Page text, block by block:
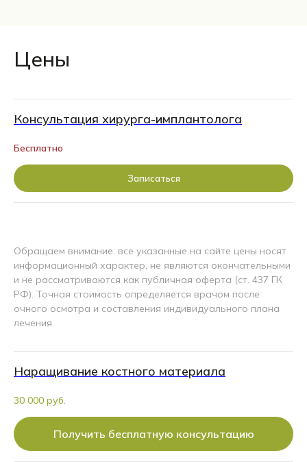
Цены
Консультация хирурга-имплантолога
Бесплатно
Записаться
Обращаем внимание: все указанные на сайте цены носят
информационный характер, не являются окончательными
и не рассматриваются как публичная оферта (ст. 437 ГК
РФ). Точная стоимость определяется врачом после
очного осмотра и составления индивидуального плана
лечения.
Наращивание костного материала
30 000 руб.
Получить бесплатную консультацию